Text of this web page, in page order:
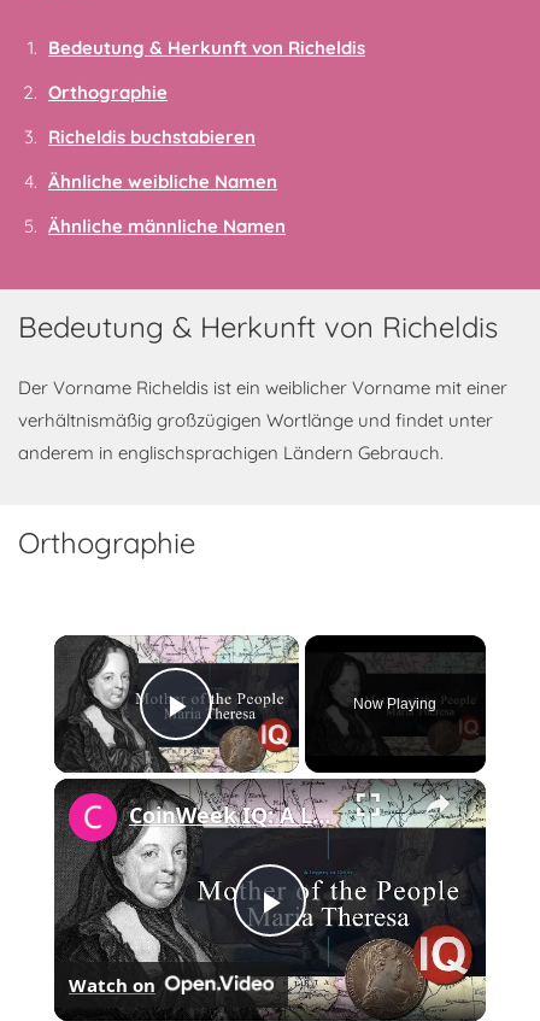
Bedeutung & Herkunft von Richeldis
Orthographie
Richeldis buchstabieren
Ähnliche weibliche Namen
Ähnliche männliche Namen
Bedeutung & Herkunft von Richeldis
Der Vorname Richeldis ist ein weiblicher Vorname mit einer
verhältnismäßig großzügigen Wortlänge und findet unter
anderem in englischsprachigen Ländern Gebrauch.
Orthographie
×
Play Video
Now Playing
×
Play
Video
CoinWeek IQ: A Legacy in Coins - Maria Theresa - 4K Video
Watch on